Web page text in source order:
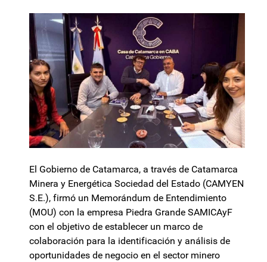
El Gobierno de Catamarca, a través de Catamarca
Minera y Energética Sociedad del Estado (CAMYEN
S.E.), firmó un Memorándum de Entendimiento
(MOU) con la empresa Piedra Grande SAMICAyF
con el objetivo de establecer un marco de
colaboración para la identificación y análisis de
oportunidades de negocio en el sector minero